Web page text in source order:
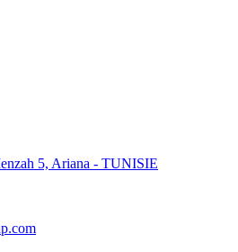
5, Ariana - TUNISIE